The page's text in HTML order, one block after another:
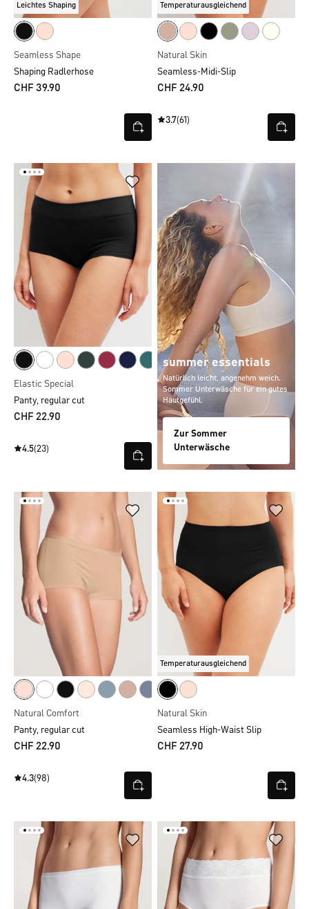
Leichtes Shaping
Seamless Shape
Shaping Radlerhose
CHF 39.90
Temperaturausgleichend
Natural Skin
Seamless-Midi-Slip
CHF 24.90
3.7(61)
Elastic Special
Panty, regular cut
CHF 22.90
4.5(23)
summer essentials
Natürlich leicht, angenehm weich.
Sommer Unterwäsche für ein gutes
Hautgefühl.
Zur Sommer
Unterwäsche
Natural Comfort
Panty, regular cut
CHF 22.90
4.3(98)
Temperaturausgleichend
Natural Skin
Seamless High-Waist Slip
CHF 27.90